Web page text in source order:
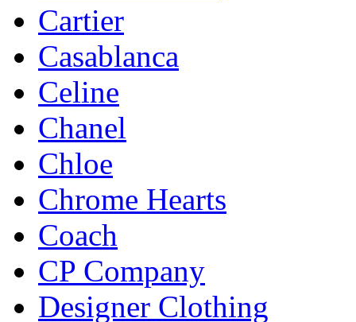
Cartier
Casablanca
Celine
Chanel
Chloe
Chrome Hearts
Coach
CP Company
Designer Clothing